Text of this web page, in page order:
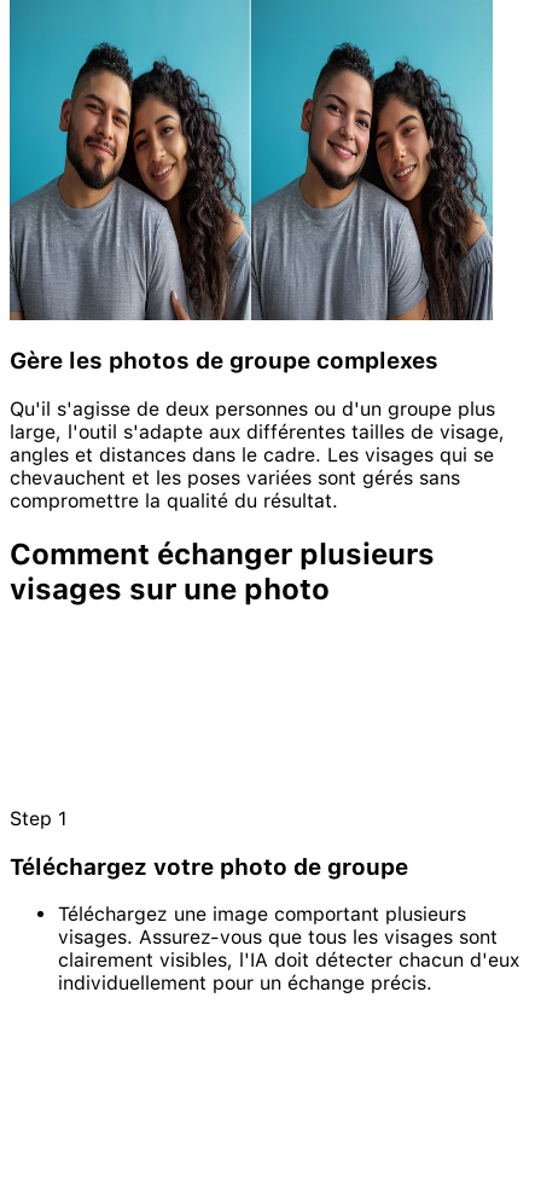
Gère les photos de groupe complexes
Qu'il s'agisse de deux personnes ou d'un groupe plus
large, l'outil s'adapte aux différentes tailles de visage,
angles et distances dans le cadre. Les visages qui se
chevauchent et les poses variées sont gérés sans
compromettre la qualité du résultat.
Comment échanger plusieurs
visages sur une photo
Step 1
Téléchargez votre photo de groupe
Téléchargez une image comportant plusieurs
visages. Assurez-vous que tous les visages sont
clairement visibles, l'IA doit détecter chacun d'eux
individuellement pour un échange précis.